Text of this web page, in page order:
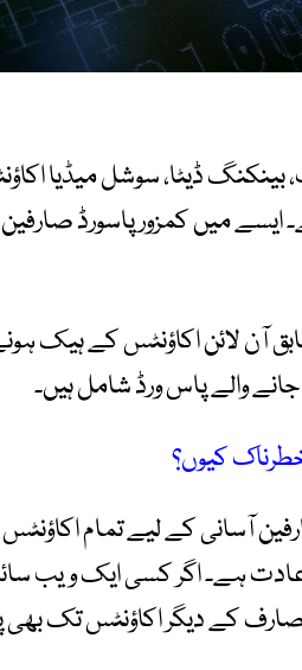
ڈیٹا، سوشل میڈیا
ایسے میں کمزور پاسورڈ
آن لائن اکاؤنٹس کے ہیک
والے پاس ورڈ شامل ہیں۔
کیوں؟
آسانی کے لیے تمام
ہے۔ اگر کسی ایک ویب
کے دیگر اکاؤنٹس تک بھی